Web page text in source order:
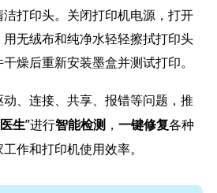
打印头。关闭打印机电源，打开
无绒布和纯净水轻轻擦拭打印头
燥后重新安装墨盒并测试打印。
、连接、共享、报错等问题，推
生”进行智能检测， 一键修复各种
作和打印机使用效率。